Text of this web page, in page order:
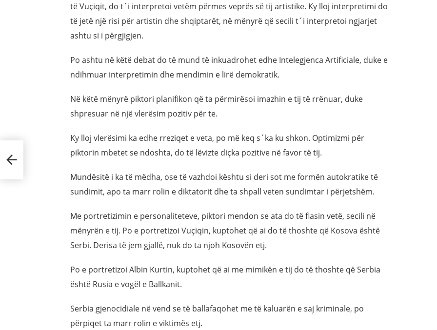
të Vuçiqit, do t´i interpretoi vetëm përmes veprës së tij artistike. Ky lloj interpretimi do
të jetë një risi për artistin dhe shqiptarët, në mënyrë që secili t´i interpretoi ngjarjet
ashtu si i përgjigjen.
Po ashtu në këtë debat do të mund të inkuadrohet edhe Intelegjenca Artificiale, duke e
ndihmuar interpretimin dhe mendimin e lirë demokratik.
Në këtë mënyrë piktori planifikon që ta përmirësoi imazhin e tij të rrënuar, duke
shpresuar në një vlerësim pozitiv për te.
Ky lloj vlerësimi ka edhe rreziqet e veta, po më keq s´ka ku shkon. Optimizmi për
piktorin mbetet se ndoshta, do të lëvizte diçka pozitive në favor të tij.
Mundësitë i ka të mëdha, ose të vazhdoi kështu si deri sot me formën autokratike të
sundimit, apo ta marr rolin e diktatorit dhe ta shpall veten sundimtar i përjetshëm.
Me portretizimin e personaliteteve, piktori mendon se ata do të flasin vetë, secili në
mënyrën e tij. Po e portretizoi Vuçiqin, kuptohet që ai do të thoshte që Kosova është
Serbi. Derisa të jem gjallë, nuk do ta njoh Kosovën etj.
Po e portretizoi Albin Kurtin, kuptohet që ai me mimikën e tij do të thoshte që Serbia
është Rusia e vogël e Ballkanit.
Serbia gjenocidiale në vend se të ballafaqohet me të kaluarën e saj kriminale, po
përpiqet ta marr rolin e viktimës etj.